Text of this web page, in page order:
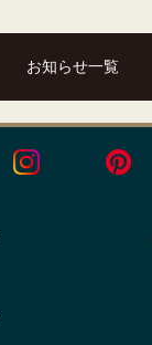
お知らせ一覧